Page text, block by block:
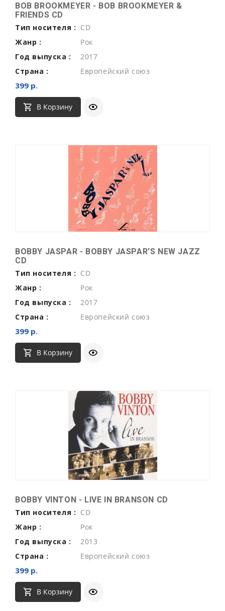
BOB BROOKMEYER - BOB BROOKMEYER &
FRIENDS CD
Тип носителя : CD
Жанр :
Рок
Год выпуска :
2017
Страна :
Европейский союз
399 р.
В Корзину
BOBBY JASPAR - BOBBY JASPAR'S NEW JAZZ
CD
Тип носителя : CD
Жанр :
Рок
Год выпуска :
2017
Страна :
Европейский союз
399 р.
В Корзину
BOBBY VINTON - LIVE IN BRANSON CD
Тип носителя : CD
Жанр :
Рок
Год выпуска :
2013
Страна :
Европейский союз
399 р.
В Корзину